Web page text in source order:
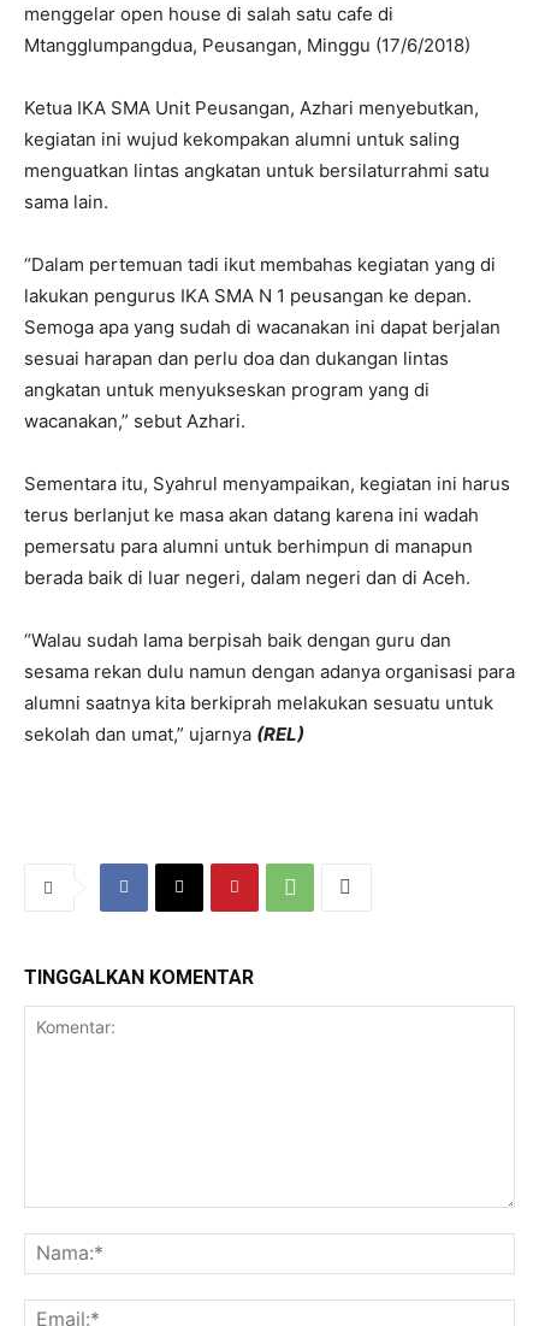
menggelar open house di salah satu cafe di
Mtangglumpangdua, Peusangan, Minggu (17/6/2018)
Ketua IKA SMA Unit Peusangan, Azhari menyebutkan,
kegiatan ini wujud kekompakan alumni untuk saling
menguatkan lintas angkatan untuk bersilaturrahmi satu
sama lain.
“Dalam pertemuan tadi ikut membahas kegiatan yang di
lakukan pengurus IKA SMA N 1 peusangan ke depan.
Semoga apa yang sudah di wacanakan ini dapat berjalan
sesuai harapan dan perlu doa dan dukangan lintas
angkatan untuk menyukseskan program yang di
wacanakan,” sebut Azhari.
Sementara itu, Syahrul menyampaikan, kegiatan ini harus
terus berlanjut ke masa akan datang karena ini wadah
pemersatu para alumni untuk berhimpun di manapun
berada baik di luar negeri, dalam negeri dan di Aceh.
“Walau sudah lama berpisah baik dengan guru dan
sesama rekan dulu namun dengan adanya organisasi para
alumni saatnya kita berkiprah melakukan sesuatu untuk
sekolah dan umat,” ujarnya (REL)
TINGGALKAN KOMENTAR